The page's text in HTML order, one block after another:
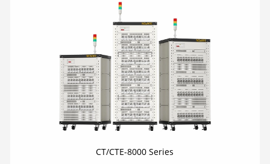
CT/CTE-8000 Series